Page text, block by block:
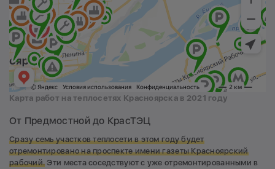
Карта работ на теплосетях Красноярска в 2021 году
От Предмостной до КрасТЭЦ
Сразу семь участков теплосети в этом году будет
отремонтировано на проспекте имени газеты Красноярский
рабочий. Эти места соседствуют с уже отремонтированными в